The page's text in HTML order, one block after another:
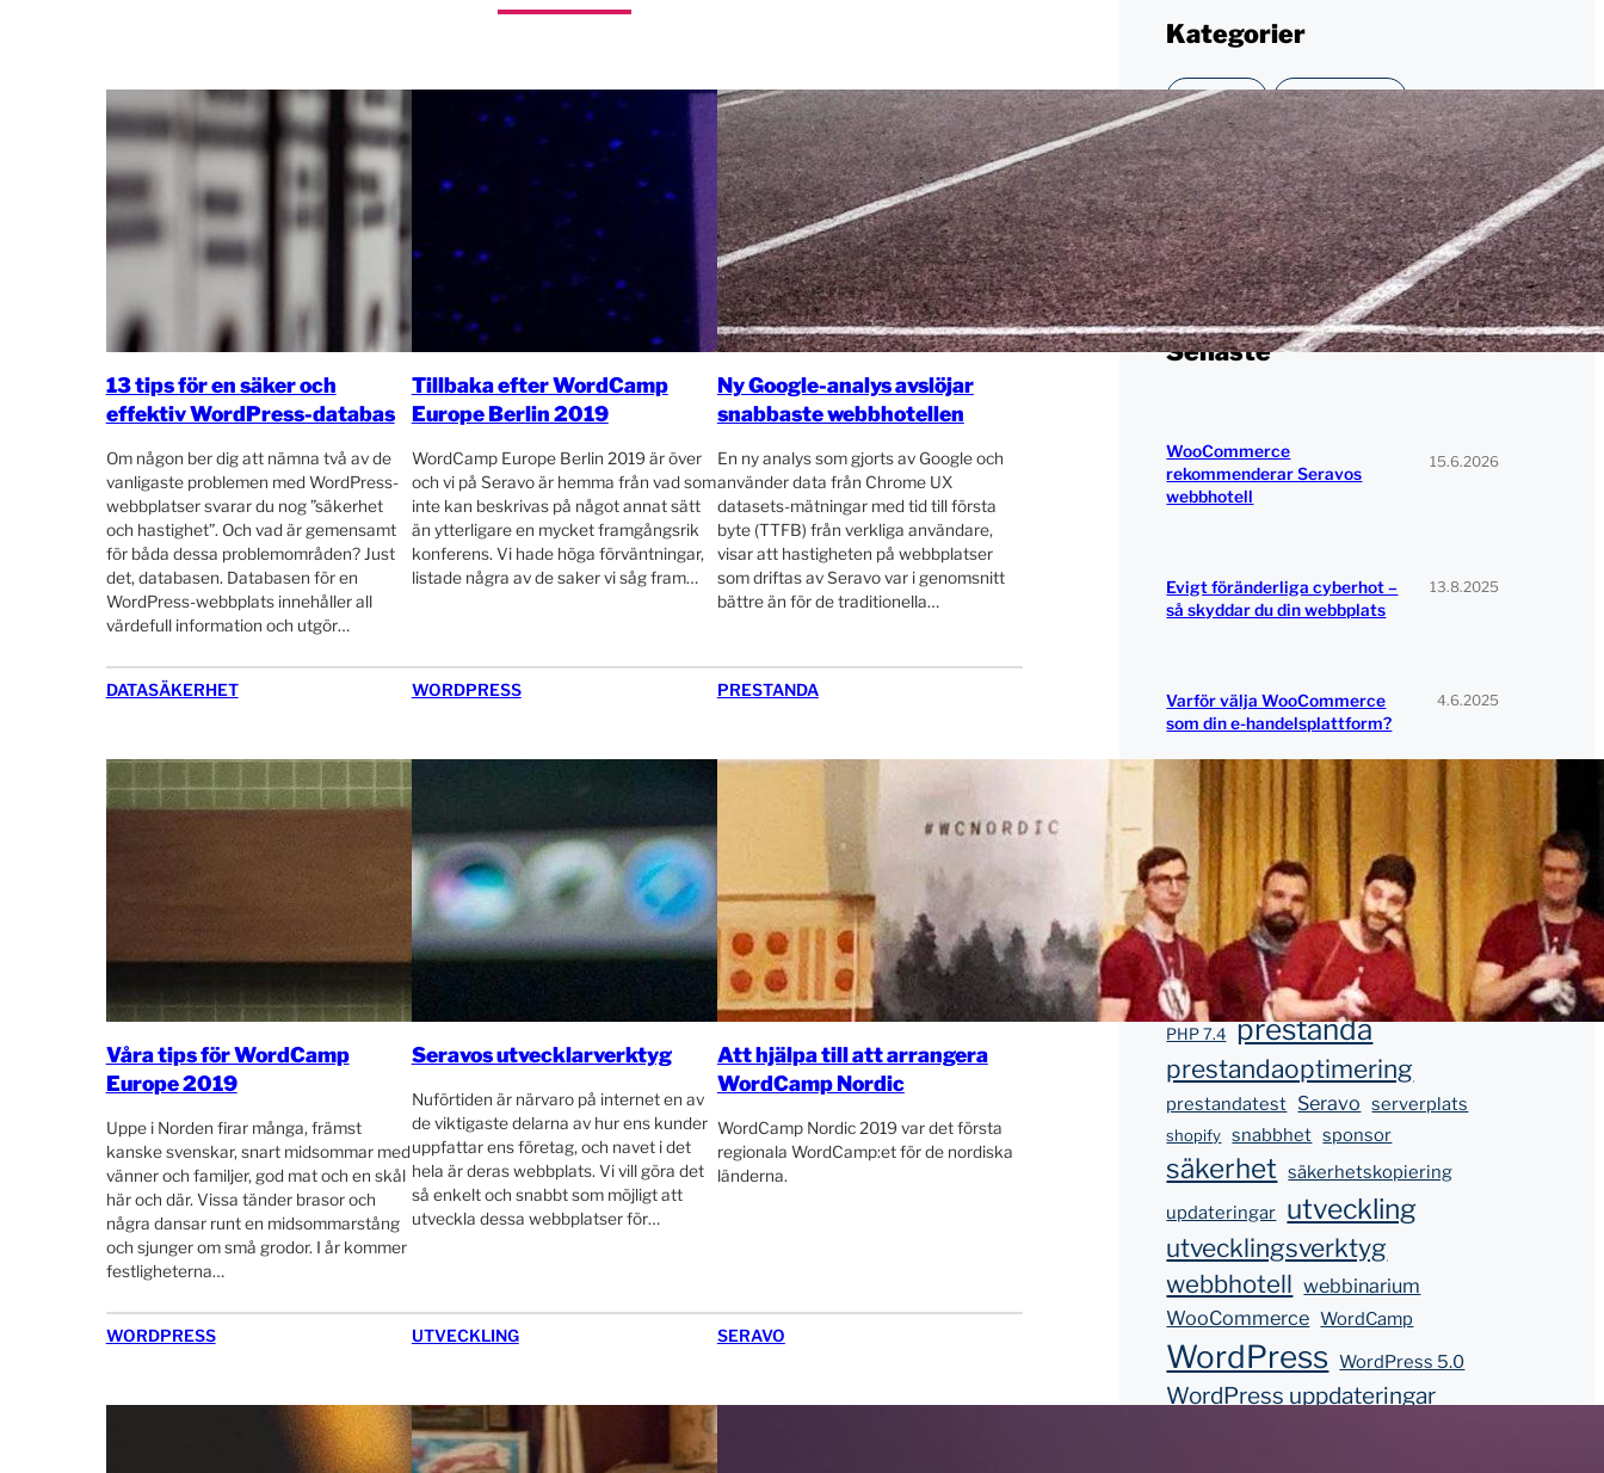
13 tips för en säker och
effektiv WordPress-databas
Om någon ber dig att nämna två av de
vanligaste problemen med WordPress-
webbplatser svarar du nog ”säkerhet
och hastighet”. Och vad är gemensamt
för båda dessa problemområden? Just
det, databasen. Databasen för en
WordPress-webbplats innehåller all
värdefull information och utgör…
DATASÄKERHET
Tillbaka efter WordCamp
Europe Berlin 2019
WordCamp Europe Berlin 2019 är över
och vi på Seravo är hemma från vad som
inte kan beskrivas på något annat sätt
än ytterligare en mycket framgångsrik
konferens. Vi hade höga förväntningar,
listade några av de saker vi såg fram…
WORDPRESS
Ny Google-analys avslöjar
snabbaste webbhotellen
En ny analys som gjorts av Google och
använder data från Chrome UX
datasets-mätningar med tid till första
byte (TTFB) från verkliga användare,
visar att hastigheten på webbplatser
som driftas av Seravo var i genomsnitt
bättre än för de traditionella…
PRESTANDA
Våra tips för WordCamp
Europe 2019
Uppe i Norden firar många, främst
kanske svenskar, snart midsommar med
vänner och familjer, god mat och en skål
här och där. Vissa tänder brasor och
några dansar runt en midsommarstång
och sjunger om små grodor. I år kommer
festligheterna…
WORDPRESS
Seravos utvecklarverktyg
Nuförtiden är närvaro på internet en av
de viktigaste delarna av hur ens kunder
uppfattar ens företag, och navet i det
hela är deras webbplats. Vi vill göra det
så enkelt och snabbt som möjligt att
utveckla dessa webbplatser för…
UTVECKLING
Att hjälpa till att arrangera
WordCamp Nordic
WordCamp Nordic 2019 var det första
regionala WordCamp:et för de nordiska
länderna.
SERAVO
Kategorier
AKTUELLT DATASÄKERHET
KUNDBERÄTTELSE PRESTANDA
SERAVO UTVECKLING
WORDPRESS
Senaste
WooCommerce
rekommenderar Seravos
webbhotell
15.6.2026
Evigt föränderliga cyberhot –
så skyddar du din webbplats
13.8.2025
Varför välja WooCommerce
som din e-handelsplattform?
4.6.2025
Taggar
blockhanterare cache datasäkerhet
gutenberg hastighet https
kundberättelse optimering PHP
PHP 7.4 prestanda
prestandaoptimering
prestandatest Seravo serverplats
shopify snabbhet sponsor
säkerhet säkerhetskopiering
updateringar utveckling
utvecklingsverktyg
webbhotell webbinarium
WooCommerce WordCamp
WordPress WordPress 5.0
WordPress uppdateringar